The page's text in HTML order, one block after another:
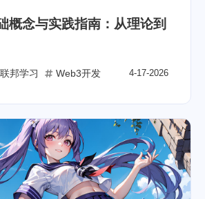
概念与实践指南：从理论到
4-17-2026
联邦学习 Web3开发